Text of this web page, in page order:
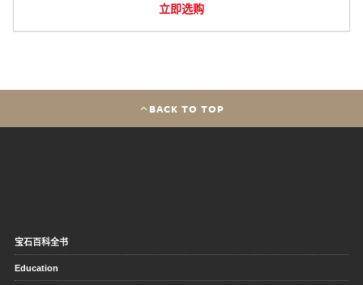
立即选购
BACK TO TOP
宝石百科全书
Education